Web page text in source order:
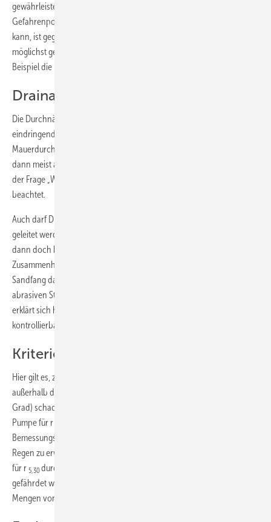
gewährleistet ist. Eine wesentliche Voraussetzung zur Minimierung des
Gefahrenpotenzials durch Wasser, das von außerhalb eindringen
kann, ist gegeben, wenn die sogenannten abflusswirksamen Flächen
möglichst gering gehalten werden. Eine erste Maßnahme kann zum
Beispiel die Überdachung des Kellerniederganges sein.
Drainagewasser – wohin damit?
Die Durchnässung des Gebäudes erfolgt häufig nicht erst über
eindringendes Wasser durch Fenster und Türen. Die
Mauerdurchfeuchtung findet oft schon im Vorfeld statt und deutet
dann meist auf eine fehlende oder mangelhafte Drainage hin. Neben
der Frage „Wohin damit?“, wird auch hier der Rückstauschutz zu wenig
beachtet.
Auch darf Drainagewasser in der Regel nicht in den öffentlichen Kanal
geleitet werden. Wenn es mit Genehmigung angeschlossen wird,
dann doch bitte rückstaufrei! Im Kommentar zur Norm wird in diesem
Zusammenhang ein besteigbarer Schacht (NW 1000 mm) mit
Sandfang dargestellt, sodass insbesondere das Pumpaggregat vor
abrasiven Stoffen geschützt wird. Die Empfehlung einer Doppelanlage
erklärt sich hier von selbst, da auch in diesem Fall der Zufluss nicht
kontrollierbar ist.
Kriterien der Dimensionierung
Hier gilt es, zwei Dinge zu unterscheiden: Einerseits sprechen wir
außerhalb des Gebäudes von Flächen, die (bis zu einem gewissen
Grad) schadlos überflutet werden können. In solchen Fällen ist die
Pumpe für r
Bemessungsregenspende, die alle 2 Jahre für einen 5-minütigen
Regen zu erwarten ist. Hierzu ist dann auch eine Überflutungsprüfung
für r 5,30durchzuführen. Sobald andererseits wirtschaftliches Gut
gefährdet wird, ist mit r
Mengen von allen abflusswirksamen Flächen zu berücksichtigen.